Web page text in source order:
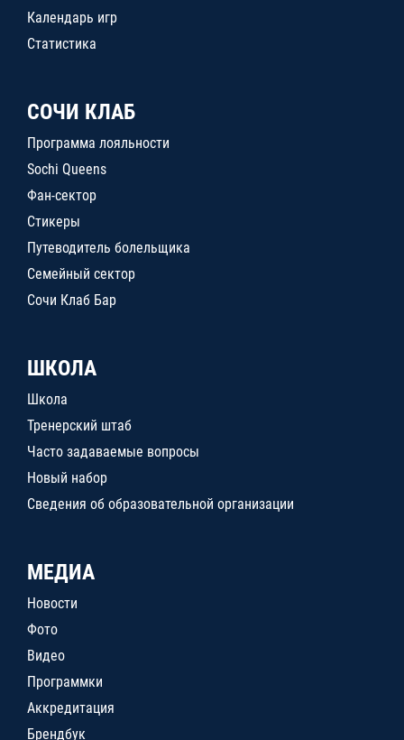
Календарь игр
Статистика
СОЧИ КЛАБ
Программа лояльности
Sochi Queens
Фан-сектор
Стикеры
Путеводитель болельщика
Семейный сектор
Сочи Клаб Бар
ШКОЛА
Школа
Тренерский штаб
Часто задаваемые вопросы
Новый набор
Сведения об образовательной организации
МЕДИА
Новости
Фото
Видео
Программки
Аккредитация
Брендбук